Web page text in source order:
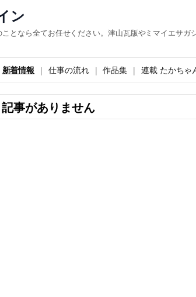
ン
となら全てお任せください。津山瓦版やミマイエサガ
新着情報 仕事の流れ 作品集 連載 たかちゃ
記事がありません